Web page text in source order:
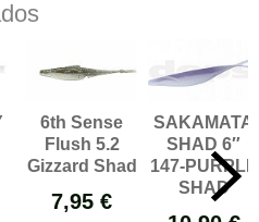
6th Sense
Flush 5.2
Gizzard Shad
7,95 €
SAKAMATA
SHAD 6″
147-PURPLE
SHAD